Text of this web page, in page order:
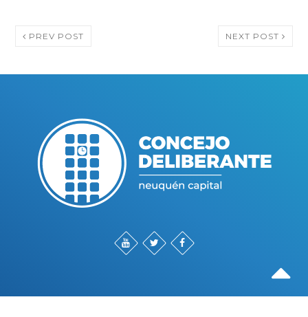
PREV POST NEXT POST